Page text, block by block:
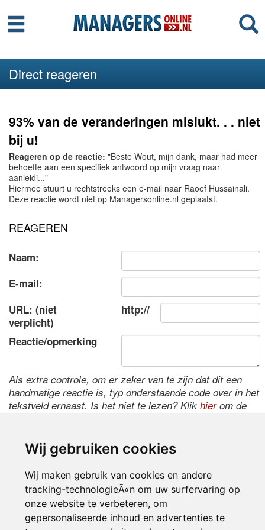
Wij gebruiken cookies
Wij maken gebruik van cookies en andere
tracking-technologieÃ«n om uw surfervaring op
onze website te verbeteren, om
gepersonaliseerde inhoud en advertenties te
Menu
Direct reageren
93% van de veranderingen mislukt. . . niet
bij u!
Reageren op de reactie: "Beste Wout, mijn dank, maar had meer
behoefte aan een specifiek antwoord op mijn vraag naar
aanleidi..."
Hiermee stuurt u rechtstreeks een e-mail naar Raoef Hussainali.
Deze reactie wordt niet op Managersonline.nl geplaatst.
REAGEREN
Naam:
E-mail:
URL: (niet
verplicht)
http://
Reactie/opmerking
Als extra controle, om er zeker van te zijn dat dit een
handmatige reactie is, typ onderstaande code over in het
tekstveld ernaast. Is het niet te lezen? Klik hierom de